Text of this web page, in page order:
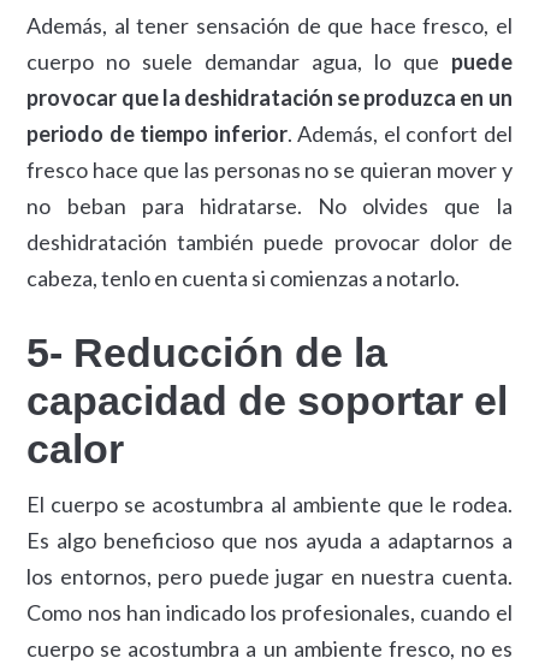
Además, al tener sensación de que hace fresco, el
cuerpo no suele demandar agua, lo que puede
provocar que la deshidratación se produzca en un
periodo de tiempo inferior. Además, el confort del
fresco hace que las personas no se quieran mover y
no beban para hidratarse. No olvides que la
deshidratación también puede provocar dolor de
cabeza, tenlo en cuenta si comienzas a notarlo.
5- Reducción de la
capacidad de soportar el
calor
El cuerpo se acostumbra al ambiente que le rodea.
Es algo beneficioso que nos ayuda a adaptarnos a
los entornos, pero puede jugar en nuestra cuenta.
Como nos han indicado los profesionales, cuando el
cuerpo se acostumbra a un ambiente fresco, no es